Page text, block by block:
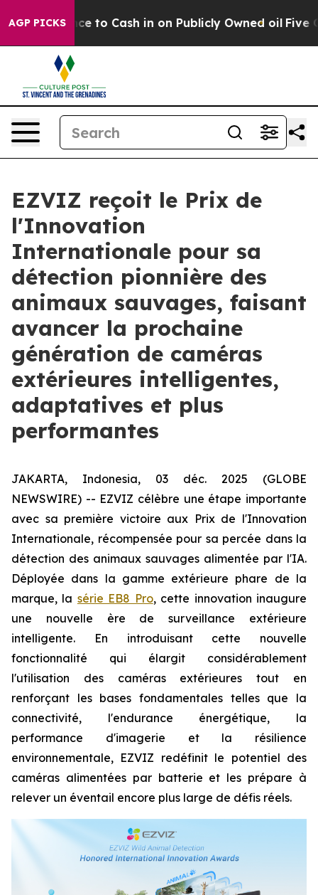
AGP PICKSto Cash in on Publicly Owned oil Five
EZVIZ reçoit le Prix de
l'Innovation
Internationale pour sa
détection pionnière des
animaux sauvages, faisant
avancer la prochaine
génération de caméras
extérieures intelligentes,
adaptatives et plus
performantes
JAKARTA, Indonesia, 03 déc. 2025 (GLOBE
NEWSWIRE) -- EZVIZ célèbre une étape importante
avec sa première victoire aux Prix de l'Innovation
Internationale, récompensée pour sa percée dans la
détection des animaux sauvages alimentée par l'IA.
Déployée dans la gamme extérieure phare de la
marque, la série EB8 Pro, cette innovation inaugure
une nouvelle ère de surveillance extérieure
intelligente. En introduisant cette nouvelle
fonctionnalité qui élargit considérablement
l'utilisation des caméras extérieures tout en
renforçant les bases fondamentales telles que la
connectivité, l'endurance énergétique, la
performance d'imagerie et la résilience
environnementale, EZVIZ redéfinit le potentiel des
caméras alimentées par batterie et les prépare à
relever un éventail encore plus large de défis réels.